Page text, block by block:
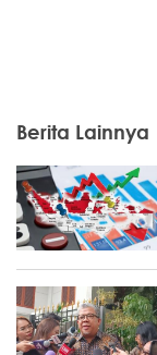
Berita Lainnya